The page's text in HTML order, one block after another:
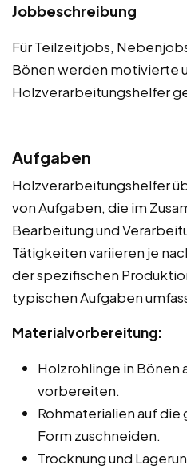
Jobbeschreibung
Für Teilzeitjobs,
Bönen werden motivierte
Holzverarbeitungshelfer
Aufgaben
Holzverarbeitungshelfer
von Aufgaben, die im
Bearbeitung und
Tätigkeiten variieren je
der spezifischen
typischen Aufgaben
Materialvorbereitung:
Holzrohlinge in Bönen
vorbereiten.
Rohmaterialien auf
Form zuschneiden.
Trocknung und